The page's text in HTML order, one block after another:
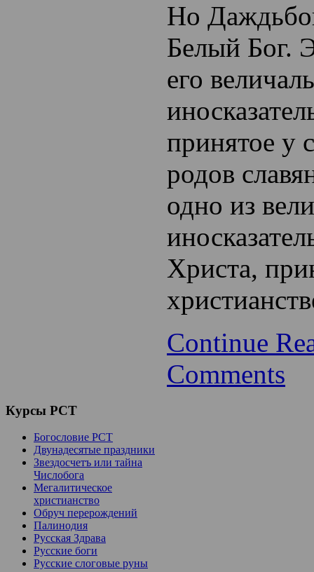
Но
Белый Бог.
его
принятое у
родов
одно из
Христа,
Continue
Comments
Курсы РСТ
Богословие РСТ
Двунадесятые праздники
Звездосчетъ или тайна
Числобога
Мегалитическое
христианство
Обруч перерождений
Палинодия
Русская Здрава
Русские боги
Русские слоговые руны